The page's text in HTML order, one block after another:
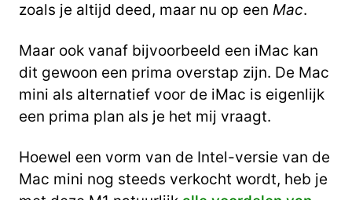
zoals je altijd deed, maar nu op een Mac.
Maar ook vanaf bijvoorbeeld een iMac kan
dit gewoon een prima overstap zijn. De Mac
mini als alternatief voor de iMac is eigenlijk
een prima plan als je het mij vraagt.
Hoewel een vorm van de Intel-versie van de
Mac mini nog steeds verkocht wordt, heb je